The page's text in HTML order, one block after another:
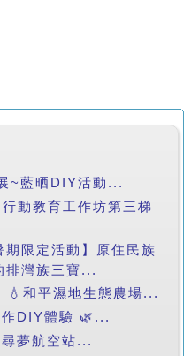
~藍晒DIY活動...
動教育工作坊第三梯
限定活動】原住民族
排灣族三寶...
💧和平濕地生態農場...
DIY體驗 🌿...
夢航空站...